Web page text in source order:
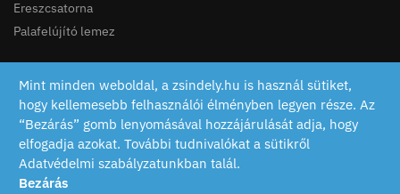
Mint minden weboldal, a zsindely.hu is használ sütiket,
hogy kellemesebb felhasználói élményben legyen része. Az
“Bezárás” gomb lenyomásával hozzájárulását adja, hogy
elfogadja azokat. További tudnivalókat a sütikről
Adatvédelmi szabályzatunkban talál.
Bezárás
Ereszcsatorna
Palafelújító lemez
Tulajdonos: IKO Magyarország Kft.
Az oldal tartalmának bármilyen felhasználása a szerző írásos
engedélye nélkül TILOS!